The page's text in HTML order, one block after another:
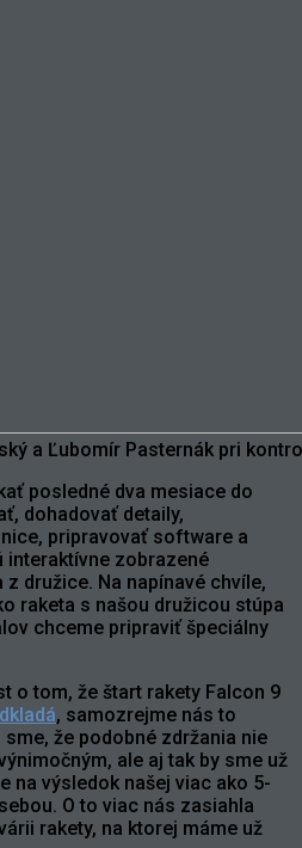
a Ľubomír Pasternák pri
posledné dva mesiace do
dohadovať detaily,
pripravovať software a
interaktívne zobrazené
družice. Na napínavé chvíle,
raketa s našou družicou stúpa
chceme pripraviť špeciálny
o tom, že štart rakety Falcon 9
, samozrejme nás to
že podobné zdržania nie
ale aj tak by sme už
na výsledok našej viac ako 5-
O to viac nás zasiahla
rakety, na ktorej máme už